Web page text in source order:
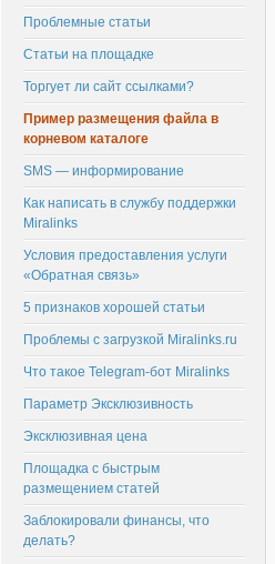
Проблемные статьи
Статьи на площадке
Торгует ли сайт ссылками?
Пример размещения файла в
корневом каталоге
SMS — информирование
Как написать в службу поддержки
Miralinks
Условия предоставления услуги
«Обратная связь»
5 признаков хорошей статьи
Проблемы с загрузкой Miralinks.ru
Что такое Telegram-бот Miralinks
Параметр Эксклюзивность
Эксклюзивная цена
Площадка с быстрым
размещением статей
Заблокировали финансы, что
делать?